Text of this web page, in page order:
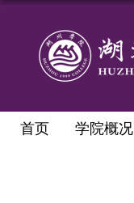
首页 学院概况